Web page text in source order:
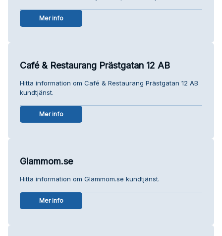
Mer info
Café & Restaurang Prästgatan 12 AB
Hitta information om Café & Restaurang Prästgatan 12 AB
kundtjänst.
Mer info
Glammom.se
Hitta information om Glammom.se kundtjänst.
Mer info